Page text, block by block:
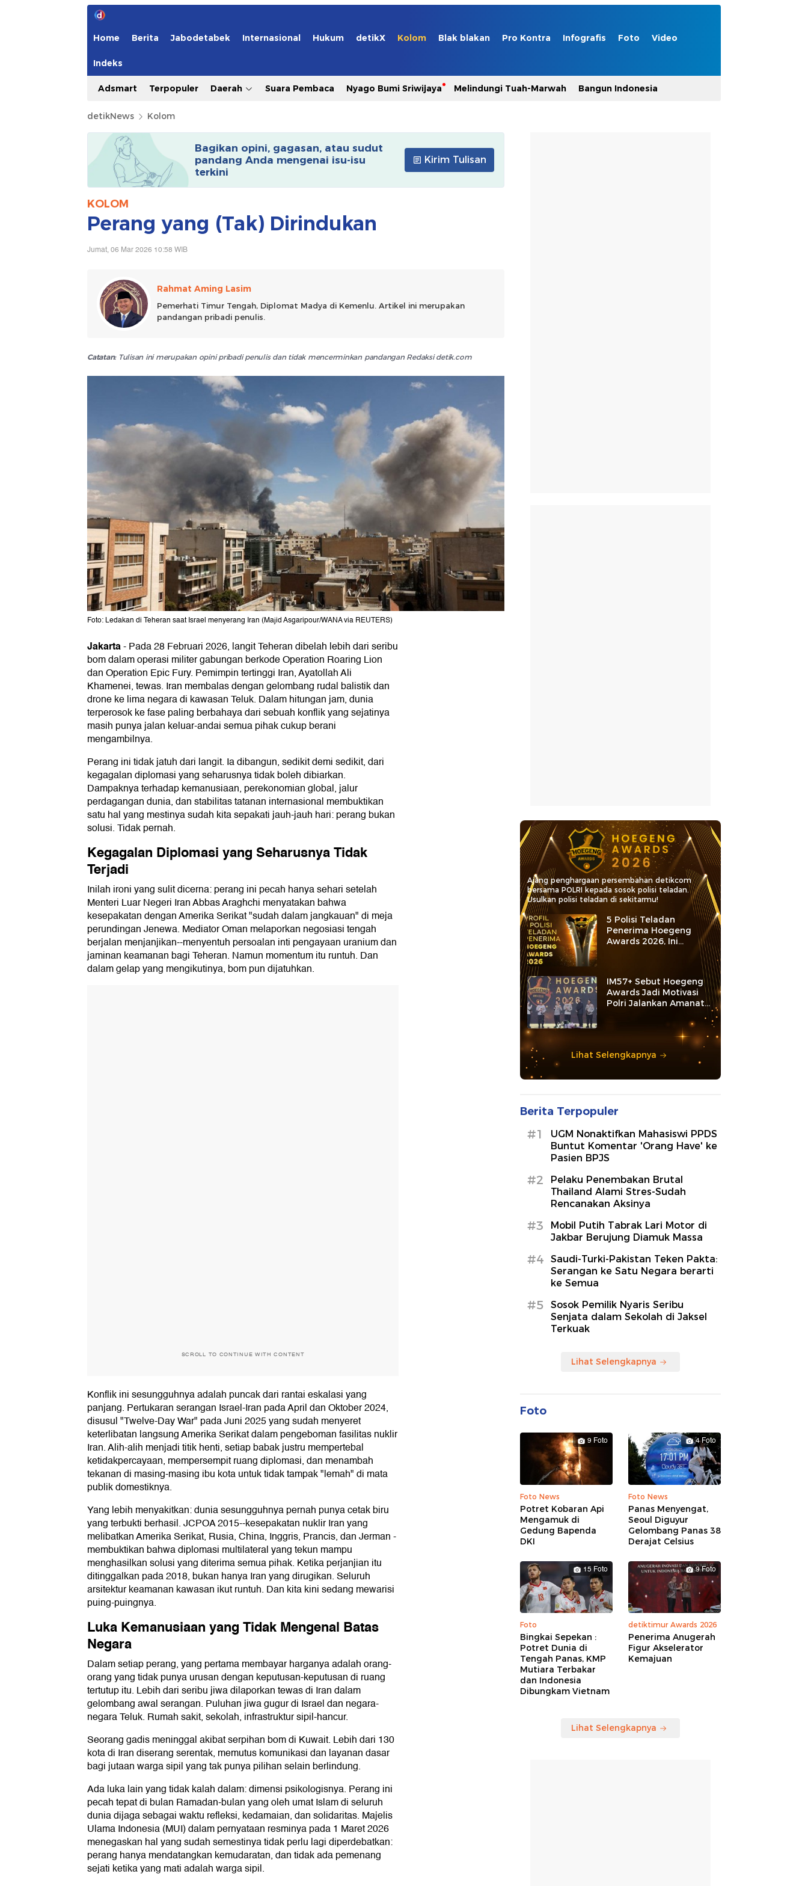
Home Berita Jabodetabek Internasional Hukum detikX Kolom Blak blakan Pro Kontra Infografis Foto Video
Indeks
Adsmart Terpopuler Daerah Suara Pembaca Nyago Bumi Sriwijaya Melindungi Tuah-Marwah Bangun Indonesia
detikNews Kolom
Bagikan opini, gagasan, atau sudut
pandang Anda mengenai isu-isu
terkini
Kirim Tulisan
KOLOM
Perang yang (Tak) Dirindukan
Jumat, 06 Mar 2026 10:58 WIB
Rahmat Aming Lasim
Pemerhati Timur Tengah, Diplomat Madya di Kemenlu. Artikel ini merupakan
pandangan pribadi penulis.
Catatan:Tulisan ini merupakan opini pribadi penulis dan tidak mencerminkan pandangan Redaksi detik.com
Foto: Ledakan di Teheran saat Israel menyerang Iran (Majid Asgaripour/WANA via REUTERS)
Jakarta-Pada 28 Februari 2026, langit Teheran dibelah lebih dari seribu
bom dalam operasi militer gabungan berkode Operation Roaring Lion
dan Operation Epic Fury. Pemimpin tertinggi Iran, Ayatollah Ali
Khamenei, tewas. Iran membalas dengan gelombang rudal balistik dan
drone ke lima negara di kawasan Teluk. Dalam hitungan jam, dunia
terperosok ke fase paling berbahaya dari sebuah konflik yang sejatinya
masih punya jalan keluar-andai semua pihak cukup berani
mengambilnya.
Perang ini tidak jatuh dari langit. Ia dibangun, sedikit demi sedikit, dari
kegagalan diplomasi yang seharusnya tidak boleh dibiarkan.
Dampaknya terhadap kemanusiaan, perekonomian global, jalur
perdagangan dunia, dan stabilitas tatanan internasional membuktikan
satu hal yang mestinya sudah kita sepakati jauh-jauh hari: perang bukan
solusi. Tidak pernah.
Kegagalan Diplomasi yang Seharusnya Tidak
Terjadi
Inilah ironi yang sulit dicerna: perang ini pecah hanya sehari setelah
Menteri Luar Negeri Iran Abbas Araghchi menyatakan bahwa
kesepakatan dengan Amerika Serikat "sudah dalam jangkauan" di meja
perundingan Jenewa. Mediator Oman melaporkan negosiasi tengah
berjalan menjanjikan--menyentuh persoalan inti pengayaan uranium dan
jaminan keamanan bagi Teheran. Namun momentum itu runtuh. Dan
dalam gelap yang mengikutinya, bom pun dijatuhkan.
SCROLL TO CONTINUE WITH CONTENT
Konflik ini sesungguhnya adalah puncak dari rantai eskalasi yang
panjang. Pertukaran serangan Israel-Iran pada April dan Oktober 2024,
disusul "Twelve-Day War" pada Juni 2025 yang sudah menyeret
keterlibatan langsung Amerika Serikat dalam pengeboman fasilitas nuklir
Iran. Alih-alih menjadi titik henti, setiap babak justru mempertebal
ketidakpercayaan, mempersempit ruang diplomasi, dan menambah
tekanan di masing-masing ibu kota untuk tidak tampak "lemah" di mata
publik domestiknya.
Yang lebih menyakitkan: dunia sesungguhnya pernah punya cetak biru
yang terbukti berhasil. JCPOA 2015--kesepakatan nuklir Iran yang
melibatkan Amerika Serikat, Rusia, China, Inggris, Prancis, dan Jerman -
membuktikan bahwa diplomasi multilateral yang tekun mampu
menghasilkan solusi yang diterima semua pihak. Ketika perjanjian itu
ditinggalkan pada 2018, bukan hanya Iran yang dirugikan. Seluruh
arsitektur keamanan kawasan ikut runtuh. Dan kita kini sedang mewarisi
puing-puingnya.
Luka Kemanusiaan yang Tidak Mengenal Batas
Negara
Dalam setiap perang, yang pertama membayar harganya adalah orang-
orang yang tidak punya urusan dengan keputusan-keputusan di ruang
tertutup itu. Lebih dari seribu jiwa dilaporkan tewas di Iran dalam
gelombang awal serangan. Puluhan jiwa gugur di Israel dan negara-
negara Teluk. Rumah sakit, sekolah, infrastruktur sipil-hancur.
Seorang gadis meninggal akibat serpihan bom di Kuwait. Lebih dari 130
kota di Iran diserang serentak, memutus komunikasi dan layanan dasar
bagi jutaan warga sipil yang tak punya pilihan selain berlindung.
Ada luka lain yang tidak kalah dalam: dimensi psikologisnya. Perang ini
pecah tepat di bulan Ramadan-bulan yang oleh umat Islam di seluruh
dunia dijaga sebagai waktu refleksi, kedamaian, dan solidaritas. Majelis
Ulama Indonesia (MUI) dalam pernyataan resminya pada 1 Maret 2026
menegaskan hal yang sudah semestinya tidak perlu lagi diperdebatkan:
perang hanya mendatangkan kemudaratan, dan tidak ada pemenang
sejati ketika yang mati adalah warga sipil.
Ajang penghargaan persembahan detikcom
bersama POLRI kepada sosok polisi teladan.
Usulkan polisi teladan di sekitarmu!
5 Polisi Teladan
Penerima Hoegeng
Awards 2026, Ini
Kategori dan Kiprahnya
IM57+ Sebut Hoegeng
Awards Jadi Motivasi
Polri Jalankan Amanat
Lihat Selengkapnya
Berita Terpopuler
#1
UGM Nonaktifkan Mahasiswi PPDS
Buntut Komentar 'Orang Have' ke
Pasien BPJS
#2
Pelaku Penembakan Brutal
Thailand Alami Stres-Sudah
Rencanakan Aksinya
#3
Mobil Putih Tabrak Lari Motor di
Jakbar Berujung Diamuk Massa
#4
Saudi-Turki-Pakistan Teken Pakta:
Serangan ke Satu Negara berarti
ke Semua
#5
Sosok Pemilik Nyaris Seribu
Senjata dalam Sekolah di Jaksel
Terkuak
Lihat Selengkapnya
Foto
9 Foto
Foto News
Potret Kobaran Api
Mengamuk di
Gedung Bapenda
DKI
4 Foto
Foto News
Panas Menyengat,
Seoul Diguyur
Gelombang Panas 38
Derajat Celsius
15 Foto
Foto
Bingkai Sepekan :
Potret Dunia di
Tengah Panas, KMP
Mutiara Terbakar
dan Indonesia
Dibungkam Vietnam
9 Foto
detiktimur Awards 2026
Penerima Anugerah
Figur Akselerator
Kemajuan
Lihat Selengkapnya